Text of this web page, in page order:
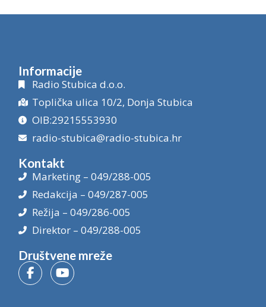
Informacije
Radio Stubica d.o.o.
Toplička ulica 10/2, Donja Stubica
OIB:29215553930
radio-stubica@radio-stubica.hr
Kontakt
Marketing – 049/288-005
Redakcija – 049/287-005
Režija – 049/286-005
Direktor – 049/288-005
Društvene mreže